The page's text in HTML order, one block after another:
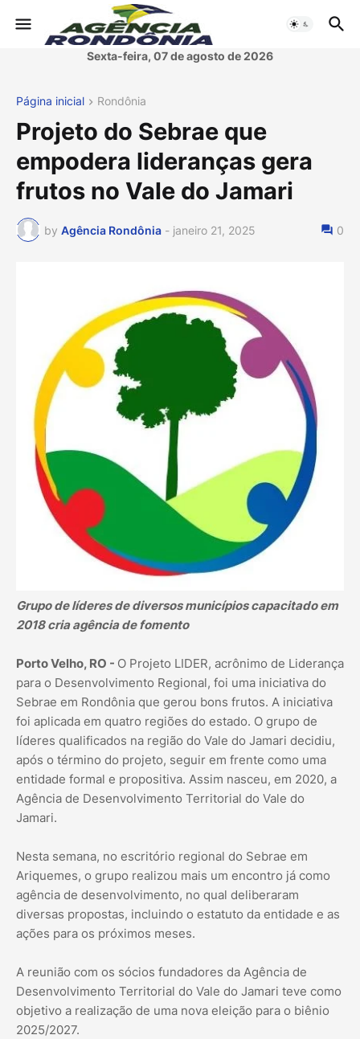
Sexta-feira, 07 de agosto de 2026
Página inicial Rondônia
Projeto do Sebrae que
empodera lideranças gera
frutos no Vale do Jamari
by Agência Rondônia - janeiro 21, 2025 0
Grupo de líderes de diversos municípios capacitado em
2018 cria agência de fomento
Porto Velho, RO - O Projeto LIDER, acrônimo de Liderança
para o Desenvolvimento Regional, foi uma iniciativa do
Sebrae em Rondônia que gerou bons frutos. A iniciativa
foi aplicada em quatro regiões do estado. O grupo de
líderes qualificados na região do Vale do Jamari decidiu,
após o término do projeto, seguir em frente como uma
entidade formal e propositiva. Assim nasceu, em 2020, a
Agência de Desenvolvimento Territorial do Vale do
Jamari.
Nesta semana, no escritório regional do Sebrae em
Ariquemes, o grupo realizou mais um encontro já como
agência de desenvolvimento, no qual deliberaram
diversas propostas, incluindo o estatuto da entidade e as
ações para os próximos meses.
A reunião com os sócios fundadores da Agência de
Desenvolvimento Territorial do Vale do Jamari teve como
objetivo a realização de uma nova eleição para o biênio
2025/2027.